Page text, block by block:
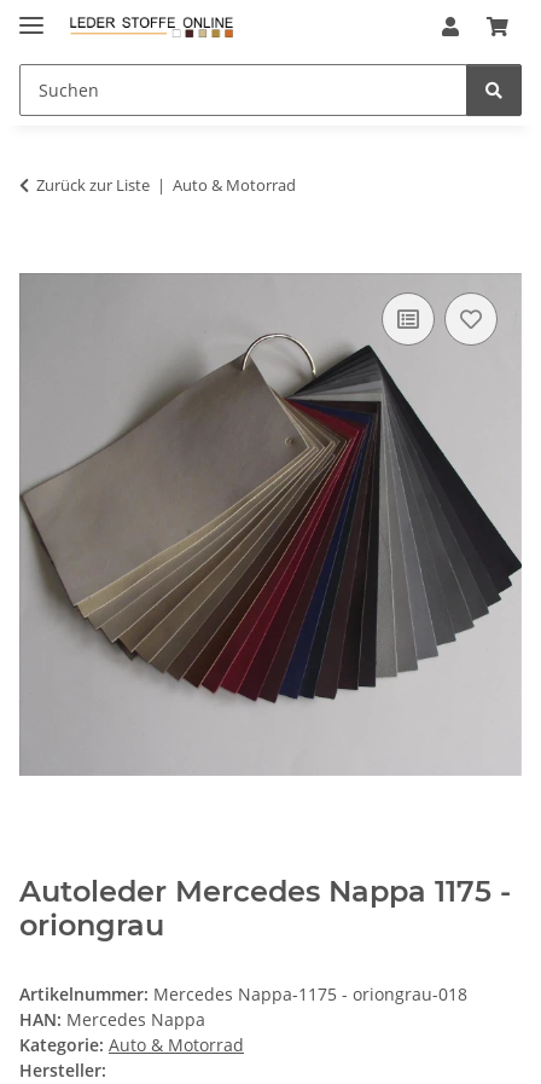
Zurück zur Liste Auto & Motorrad
Autoleder Mercedes Nappa 1175 -
oriongrau
Artikelnummer: Mercedes Nappa-1175 - oriongrau-018
HAN: Mercedes Nappa
Kategorie: Auto & Motorrad
Hersteller: